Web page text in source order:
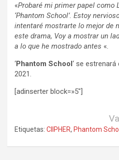
«Probaré mi primer papel como
‘Phantom School’. Estoy
intentaré mostrarte lo mejor de
este drama, Voy a mostrar un
a lo que he mostrado antes «.
‘Phantom School‘ se
2021.
[adinserter block=»5″]
Etiquetas: CIIPHER, Phantom